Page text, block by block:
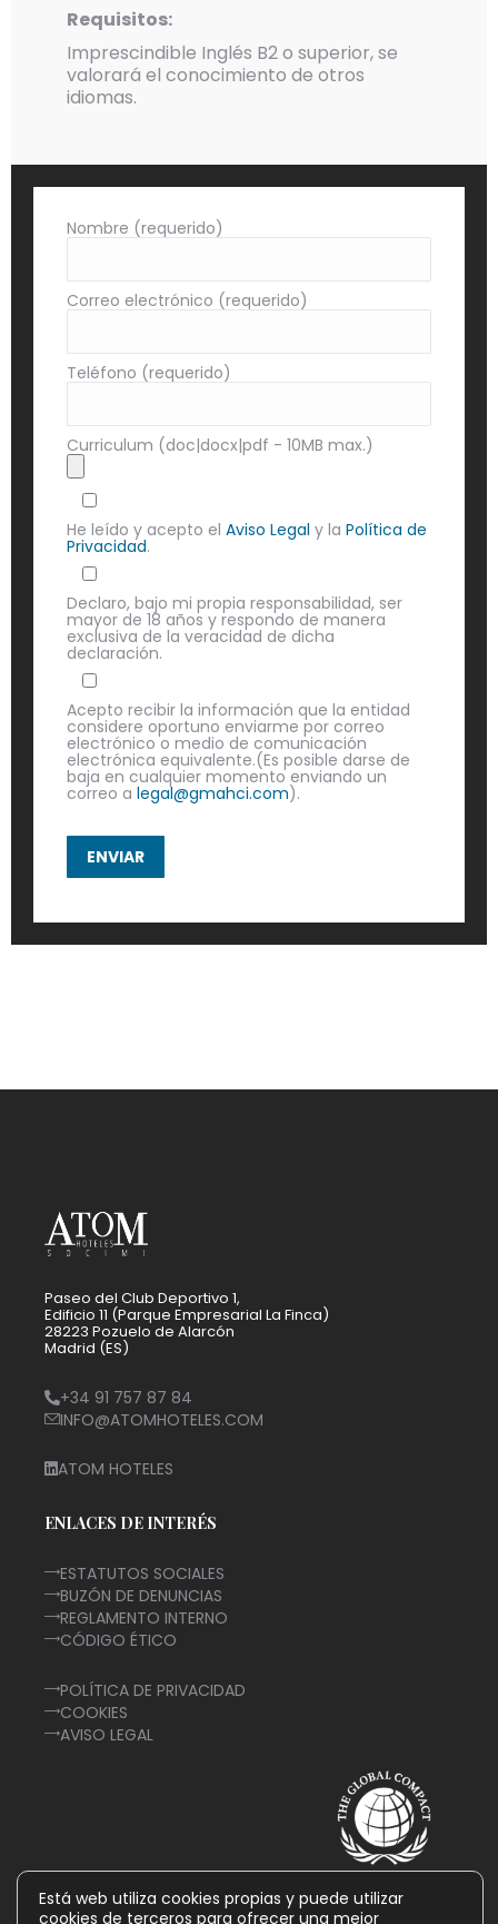
Requisitos:
Imprescindible Inglés B2 o superior, se
valorará el conocimiento de otros
idiomas.
Nombre (requerido)
Correo electrónico (requerido)
Teléfono (requerido)
Curriculum (doc|docx|pdf - 10MB max.)
He leído y acepto el Aviso Legal y la Política de
Privacidad.
Declaro, bajo mi propia responsabilidad, ser
mayor de 18 años y respondo de manera
exclusiva de la veracidad de dicha
declaración.
Acepto recibir la información que la entidad
considere oportuno enviarme por correo
electrónico o medio de comunicación
electrónica equivalente.(Es posible darse de
baja en cualquier momento enviando un
correo a legal@gmahci.com).
Paseo del Club Deportivo 1,
Edificio 11 (Parque Empresarial La Finca)
28223 Pozuelo de Alarcón
Madrid (ES)
+34 91 757 87 84
INFO@ATOMHOTELES.COM
ATOM HOTELES
ENLACES DE INTERÉS
ESTATUTOS SOCIALES
BUZÓN DE DENUNCIAS
REGLAMENTO INTERNO
CÓDIGO ÉTICO
POLÍTICA DE PRIVACIDAD
COOKIES
AVISO LEGAL
Está web utiliza cookies propias y puede utilizar
cookies de terceros para ofrecer una mejor